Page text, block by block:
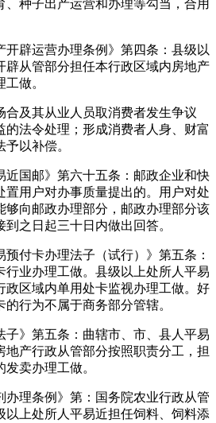
、种子出产运营和办理等勾当，合用
辟运营办理条例》第四条：县级以
辟从管部分担任本行政区域内房地产
做。
及其从业人员取消费者发生争议
的法令处理；形成消费者人身、财富
以补偿。
国邮》第六十五条：邮政企业和快
置用户对办事质量提出的。用户对处
够向邮政办理部分，邮政办理部分该
之日起三十日内做出回答。
付卡办理法子（试行）》第五条：
行业办理工做。县级以上处所人平易
政区域内单用处卡监视办理工做。好
行为不属于商务部分管辖。
》第五条：曲辖市、市、县人平易
地产行政从管部分按照职责分工，担
卖办理工做。
理条例》第：国务院农业行政从管
以上处所人平易近担任饲料、饲料添